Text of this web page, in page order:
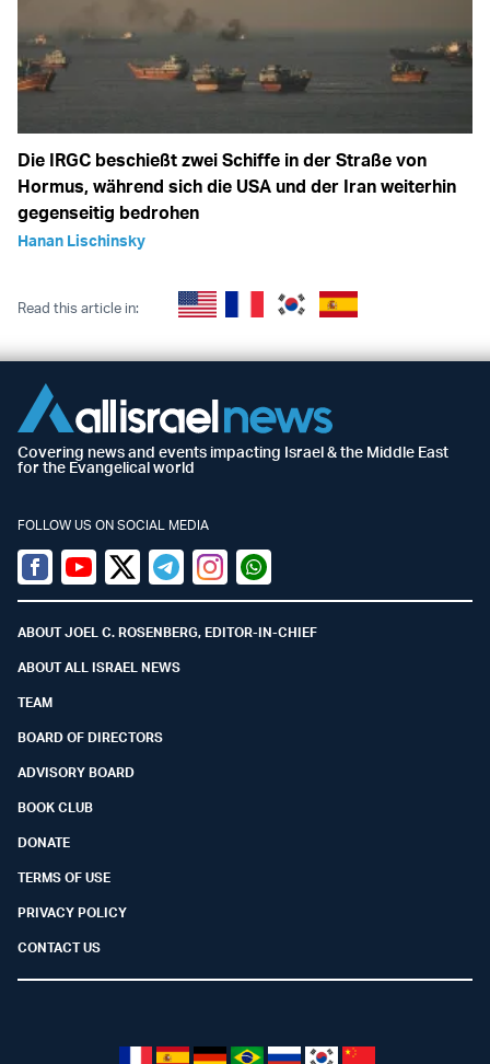
Die IRGC beschießt zwei Schiffe in der Straße von
Hormus, während sich die USA und der Iran weiterhin
gegenseitig bedrohen
Hanan Lischinsky
Read this article in:
Covering news and events impacting Israel & the Middle East
for the Evangelical world
FOLLOW US ON SOCIAL MEDIA
Facebook
YoutubeTwitter (X)
TelegramInstagramWhatsapp
ABOUT JOEL C. ROSENBERG, EDITOR-IN-CHIEF
ABOUT ALL ISRAEL NEWS
TEAM
BOARD OF DIRECTORS
ADVISORY BOARD
BOOK CLUB
DONATE
TERMS OF USE
PRIVACY POLICY
CONTACT US